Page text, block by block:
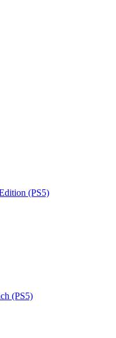
(PS5)
(PS5)